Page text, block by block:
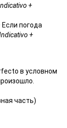
+
погода
+
в условном
часть)